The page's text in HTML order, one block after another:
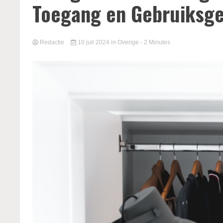
Toegang en
Redactie 10 juli 2024 in Overige - 2 Minutes